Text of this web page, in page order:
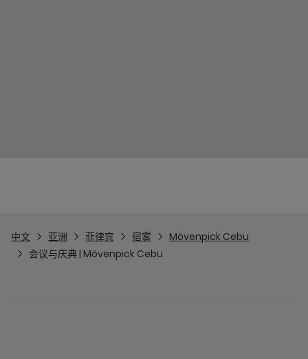
中文 亚洲 菲律宾 宿雾
Mövenpick Cebu
会议与庆典 | Mövenpick Cebu